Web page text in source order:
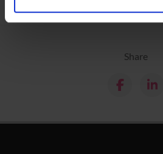
analizzare il nostro traffico.
pubblicità e social media, i quali
raccolto dal tuo utilizzo dei loro
Share